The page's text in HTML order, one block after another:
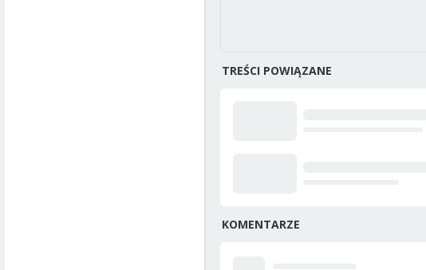
TREŚCI POWIĄZANE
KOMENTARZE